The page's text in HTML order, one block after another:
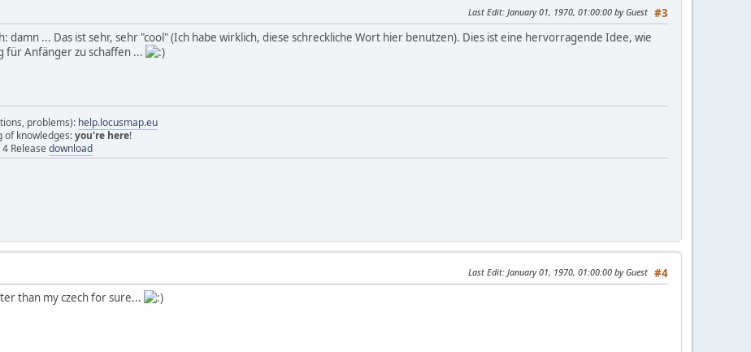
#3
Last Edit: January 01, 1970, 01:00:00 by Guest
damn ... Das ist sehr, sehr "cool" (Ich habe wirklich, diese schreckliche Wort hier benutzen). Dies ist eine hervorragende Idee, wie
für Anfänger zu schaffen ...
problems): help.locusmap.eu
of knowledges:you're here!
4 Release download
#4
Last Edit: January 01, 1970, 01:00:00 by Guest
than my czech for sure...